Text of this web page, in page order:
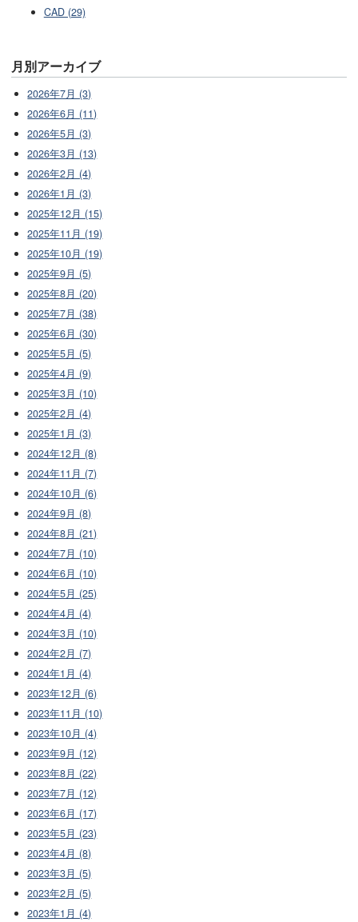
CAD (29)
月別アーカイブ
2026年7月 (3)
2026年6月 (11)
2026年5月 (3)
2026年3月 (13)
2026年2月 (4)
2026年1月 (3)
2025年12月 (15)
2025年11月 (19)
2025年10月 (19)
2025年9月 (5)
2025年8月 (20)
2025年7月 (38)
2025年6月 (30)
2025年5月 (5)
2025年4月 (9)
2025年3月 (10)
2025年2月 (4)
2025年1月 (3)
2024年12月 (8)
2024年11月 (7)
2024年10月 (6)
2024年9月 (8)
2024年8月 (21)
2024年7月 (10)
2024年6月 (10)
2024年5月 (25)
2024年4月 (4)
2024年3月 (10)
2024年2月 (7)
2024年1月 (4)
2023年12月 (6)
2023年11月 (10)
2023年10月 (4)
2023年9月 (12)
2023年8月 (22)
2023年7月 (12)
2023年6月 (17)
2023年5月 (23)
2023年4月 (8)
2023年3月 (5)
2023年2月 (5)
2023年1月 (4)